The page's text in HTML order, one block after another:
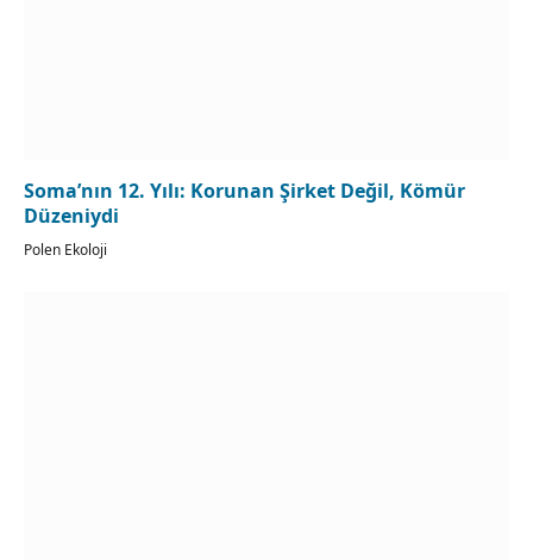
Soma’nın 12. Yılı: Korunan Şirket Değil, Kömür
Düzeniydi
Polen Ekoloji